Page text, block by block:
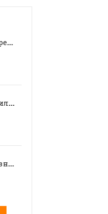
Б
/у Внутренний...
Б
/у Вентилятор Испарителя...
Н
Еисправный Комплект...